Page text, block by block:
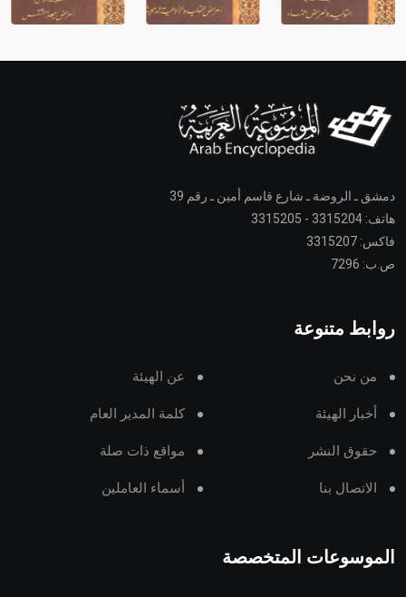
دمشق ـ الروضة ـ شارع قاسم أمين ـ رقم 39
هاتف: 3315204 - 3315205
فاكس: 3315207
ص.ب: 7296
روابط متنوعة
من نحن عن الهيئة
أخبار الهيئة كلمة المدير العام
حقوق النشر مواقع ذات صلة
الاتصال بنا أسماء العاملين
الموسوعات المتخصصة